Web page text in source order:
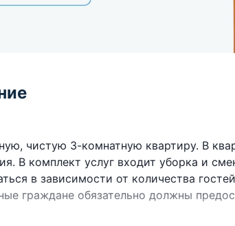
чистую 3-комнатную квартиру. В
В комплект услуг входит уборка и
в зависимости от количества
граждане обязательно должны